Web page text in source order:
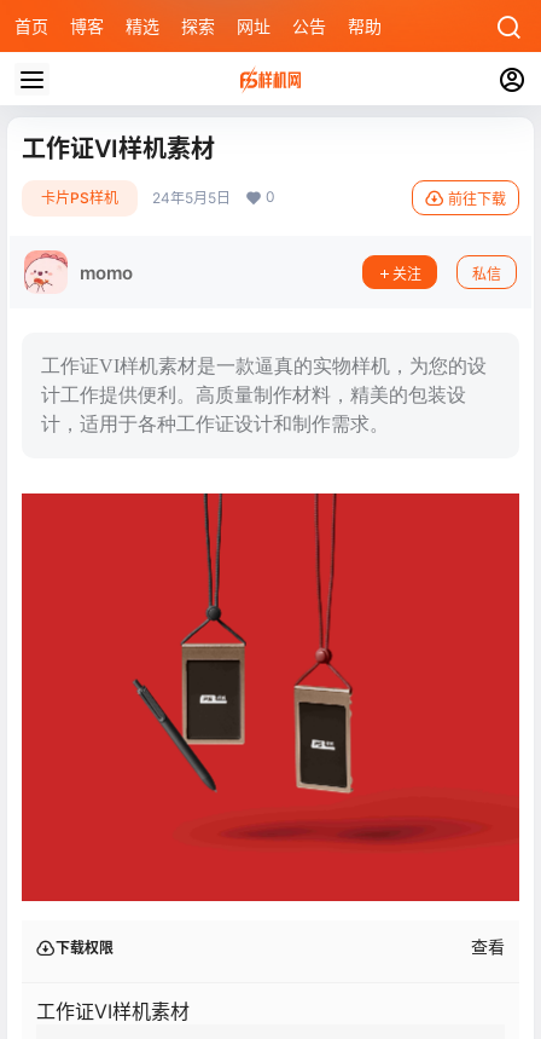
首页 博客 精选 探索 网址 公告 帮助
工作证VI样机素材
卡片PS样机 24年5月5日 0 前往下载
momo 关注 私信
工作证VI样机素材是一款逼真的实物样机，为您的设
计工作提供便利。高质量制作材料，精美的包装设
计，适用于各种工作证设计和制作需求。
下载权限 查看
工作证VI样机素材